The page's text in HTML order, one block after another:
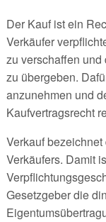
Der Kauf ist ein
Verkäufer
zu verschaffen
zu übergeben.
anzunehmen und
Kaufvertragsrecht
Verkauf
Verkäufers. Damit
Gesetzgeber die